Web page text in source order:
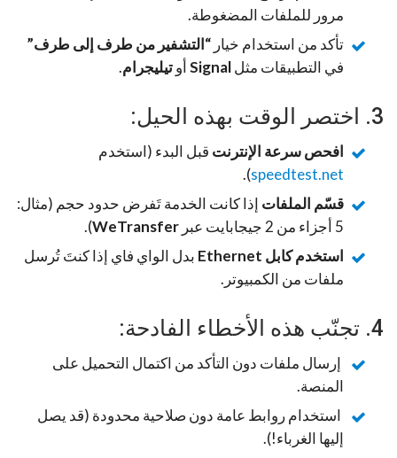
مرور للملفات المضغوطة.
تأكد من استخدام خيار “التشفير من طرف إلى طرف”
في التطبيقات مثلSignalأوتيليجرام.
3. اختصر الوقت بهذه الحيل:
افحص سرعة الإنترنت قبل البدء (استخدم
speedtest.net
).
قسّم الملفات إذا كانت الخدمة تَفرض حدود حجم (مثال:
5 أجزاء من 2 جيجابايت عبر
WeTransfer
).
استخدم كابل Ethernet
بدل الواي فاي إذا كنتَ تُرسل
ملفات من الكمبيوتر.
4. تجنّب هذه الأخطاء الفادحة:
إرسال ملفات دون التأكد من اكتمال التحميل على
المنصة.
استخدام روابط عامة دون صلاحية محدودة (قد يصل
إليها الغرباء!).